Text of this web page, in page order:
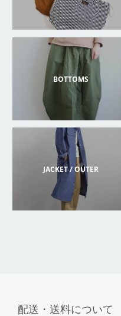
BOTTOMS
JACKET / OUTER
配送・送料について